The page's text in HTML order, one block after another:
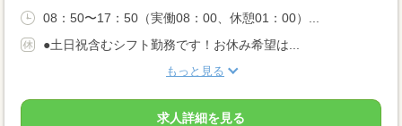
08：50〜17：50（実働08：00、休憩01：00）...
●土日祝含むシフト勤務です！お休み希望は...
もっと見る
求人詳細を見る